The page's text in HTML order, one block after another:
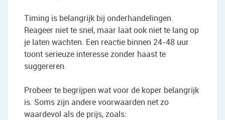
Timing is belangrijk bij onderhandelingen.
Reageer niet te snel, maar laat ook niet te lang op
je laten wachten. Een reactie binnen 24-48 uur
toont serieuze interesse zonder haast te
suggereren.
Probeer te begrijpen wat voor de koper belangrijk
is. Soms zijn andere voorwaarden net zo
waardevol als de prijs, zoals: